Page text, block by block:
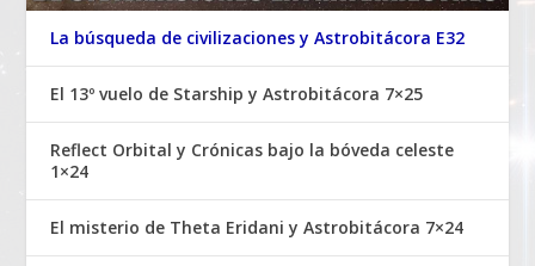
La búsqueda de civilizaciones y Astrobitácora E32
El 13º vuelo de Starship y Astrobitácora 7×25
Reflect Orbital y Crónicas bajo la bóveda celeste
1×24
El misterio de Theta Eridani y Astrobitácora 7×24